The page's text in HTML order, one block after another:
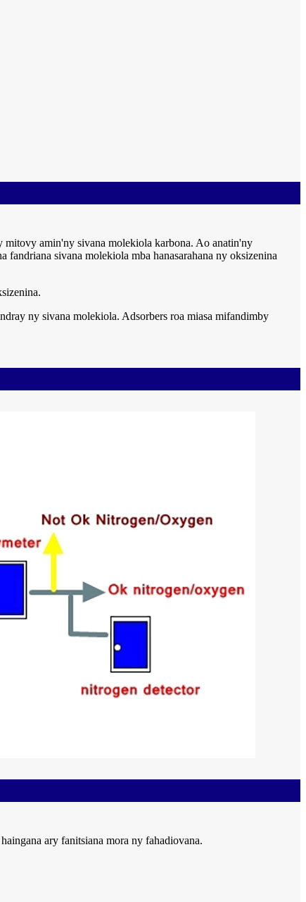
amin'ny sivana molekiola karbona. Ao anatin'ny
sivana molekiola mba hanasarahana ny oksizenina
ny sivana molekiola. Adsorbers roa miasa mifandimby
ary fanitsiana mora ny fahadiovana.